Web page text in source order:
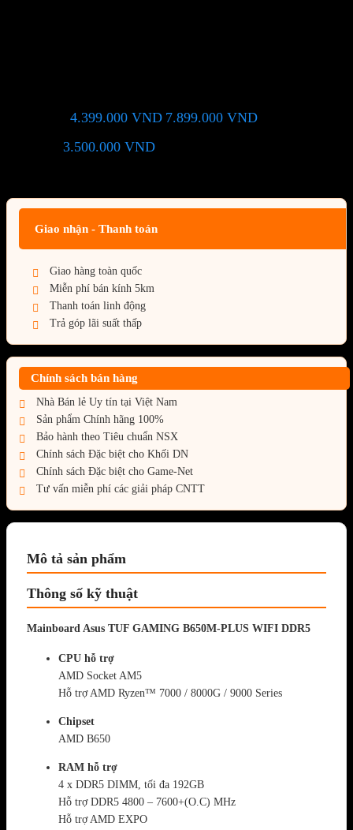
4.399.000 VND 7.899.000 VND
3.500.000 VND
Giao nhận - Thanh toán
Giao hàng toàn quốc
Miễn phí bán kính 5km
Thanh toán linh động
Trả góp lãi suất thấp
Chính sách bán hàng
Nhà Bán lẻ Uy tín tại Việt Nam
Sản phẩm Chính hãng 100%
Bảo hành theo Tiêu chuẩn NSX
Chính sách Đặc biệt cho Khối DN
Chính sách Đặc biệt cho Game-Net
Tư vấn miễn phí các giải pháp CNTT
Mô tả sản phẩm
Thông số kỹ thuật
Mainboard Asus TUF GAMING B650M-PLUS WIFI DDR5
CPU hỗ trợ
AMD Socket AM5
Hỗ trợ AMD Ryzen™ 7000 / 8000G / 9000 Series
Chipset
AMD B650
RAM hỗ trợ
4 x DDR5 DIMM, tối đa 192GB
Hỗ trợ DDR5 4800 – 7600+(O.C) MHz
Hỗ trợ AMD EXPO